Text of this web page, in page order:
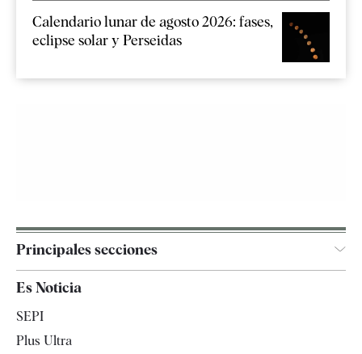
Calendario lunar de agosto 2026: fases,
eclipse solar y Perseidas
Principales secciones
Es Noticia
SEPI
Plus Ultra